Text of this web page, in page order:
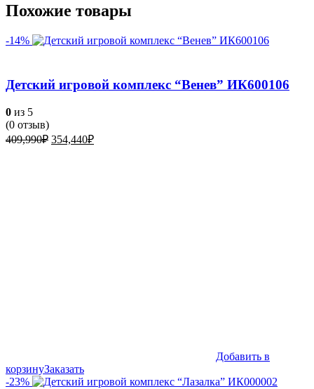
Похожие товары
-14%
Детский игровой комплекс “Венев” ИК600106
0 из 5
(0 отзыв)
409,990₽ Первоначальная
354,440₽Текущая
Добавить в
корзинуЗаказать
-23%